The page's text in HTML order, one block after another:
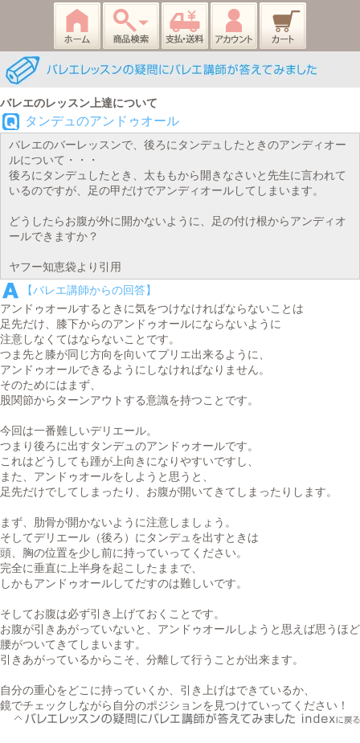
バレエのレッスン上達について
タンデュのアンドゥオール
バレエのバーレッスンで、後ろにタンデュしたときのアンディオー
ルについて・・・
後ろにタンデュしたとき、太ももから開きなさいと先生に言われて
いるのですが、足の甲だけでアンディオールしてしまいます。
どうしたらお腹が外に開かないように、足の付け根からアンディオ
ールできますか？
ヤフー知恵袋より引用
【バレエ講師からの回答】
アンドゥオールするときに気をつけなければならないことは
足先だけ、膝下からのアンドゥオールにならないように
注意しなくてはならないことです。
つま先と膝が同じ方向を向いてプリエ出来るように、
アンドゥオールできるようにしなければなりません。
そのためにはまず、
股関節からターンアウトする意識を持つことです。
今回は一番難しいデリエール。
つまり後ろに出すタンデュのアンドゥオールです。
これはどうしても踵が上向きになりやすいですし、
また、アンドゥオールをしようと思うと、
足先だけでしてしまったり、お腹が開いてきてしまったりします。
まず、肋骨が開かないように注意しましょう。
そしてデリエール（後ろ）にタンデュを出すときは
頭、胸の位置を少し前に持っていってください。
完全に垂直に上半身を起こしたままで、
しかもアンドゥオールしてだすのは難しいです。
そしてお腹は必ず引き上げておくことです。
お腹が引きあがっていないと、アンドゥオールしようと思えば思うほど
腰がついてきてしまいます。
引きあがっているからこそ、分離して行うことが出来ます。
自分の重心をどこに持っていくか、引き上げはできているか、
鏡でチェックしながら自分のポジションを見つけていってください！